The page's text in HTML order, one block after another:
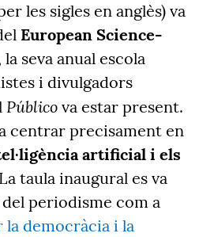
les sigles en anglès) va
European Science-
la seva anual escola
i divulgadors
Público va estar present.
centrar precisament en
artificial i els
taula inaugural es va
periodisme com a
democràcia i la